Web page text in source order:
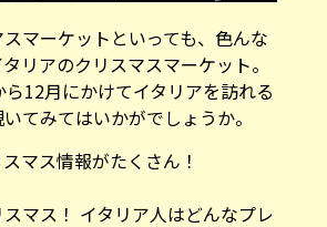
マーケットといっても、色んな
リアのクリスマスマーケット。
12月にかけてイタリアを訪れる
てみてはいかがでしょうか。
マス情報がたくさん！
マス！ イタリア人はどんなプレ